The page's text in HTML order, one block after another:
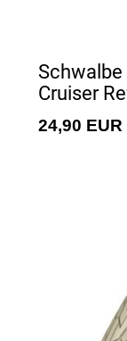
Schwalbe
Cruiser
24,90 EUR